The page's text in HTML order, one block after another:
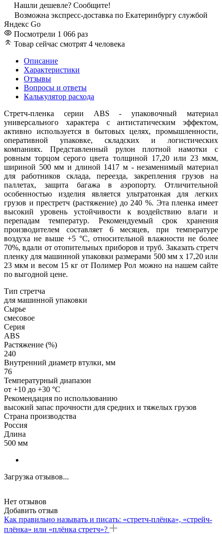
Нашли дешевле? Сообщите!
Возможна экспресс-доставка по Екатеринбургу службой
Яндекс Go
Посмотрели 1 066 раз
Товар сейчас смотрят 4 человека
Описание
Характеристики
Отзывы
Вопросы и ответы
Калькулятор расхода
Стретч-пленка серии ABS - упаковочный материал
универсального характера с антистатическим эффектом,
активно используется в бытовых целях, промышленности,
оперативной упаковке, складских и логистических
компаниях. Представленный рулон плотной намотки с
ровным торцом серого цвета толщиной 17,20 или 23 мкм,
шириной 500 мм и длиной 1417 м - незаменимый материал
для работников склада, переезда, закрепления грузов на
паллетах, защита багажа в аэропорту. Отличительной
особенностью изделия является ультратонкая для легких
грузов и престретч (растяжение) до 240 %. Эта пленка имеет
высокий уровень устойчивости к воздействию влаги и
перепадам температур. Рекомендуемый срок хранения
производителем составляет 6 месяцев, при температуре
воздуха не выше +5 °С, относительной влажности не более
70%, вдали от отопительных приборов и труб. Заказать стретч
пленку для машинной упаковки размерами 500 мм х 17,20 или
23 мкм и весом 15 кг от Полимер Рол можно на нашем сайте
по выгодной цене.
Тип стретча
для машинной упаковки
Сырье
смесовое
Серия
ABS
Растяжение (%)
240
Внутренний диаметр втулки, мм
76
Температурный диапазон
от +10 до +30 °C
Рекомендация по использованию
высокий запас прочности для средних и тяжелых грузов
Страна производства
Россия
Длина
500 мм
Загрузка отзывов...
Нет отзывов
Добавить отзыв
Как правильно называть и писать: «стретч-плёнка», «стрейч-
плёнка» или «плёнка стретч»?